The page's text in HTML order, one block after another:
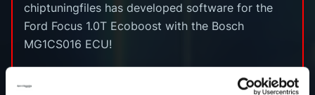
chiptuningfiles has developed software for the
Ford Focus 1.0T Ecoboost with the Bosch
MG1CS016 ECU!
********************